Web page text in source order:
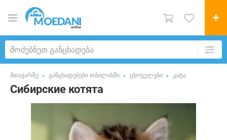
მთავარზე განცხადებები თბილისში ცხოველები კატა
Сибирские котята